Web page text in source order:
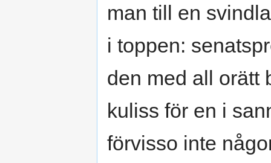
man till en
i toppen:
den med all orätt
kuliss för en i
förvisso inte